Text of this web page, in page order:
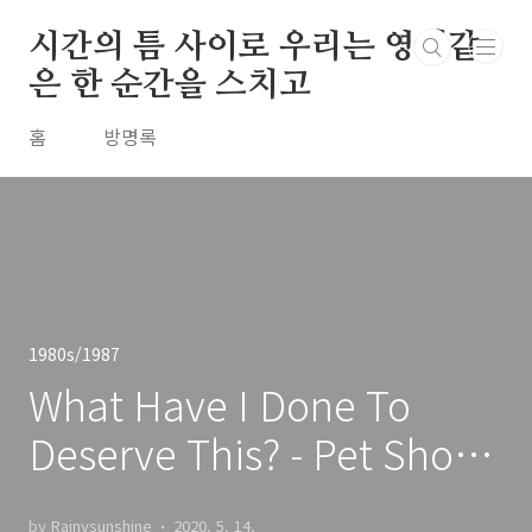
시간의 틈 사이로 우리는 영원같
은 한 순간을 스치고
홈 방명록
1980s/1987
What Have I Done To
Deserve This? - Pet Shop
by Rainysunshine 2020. 5. 14.